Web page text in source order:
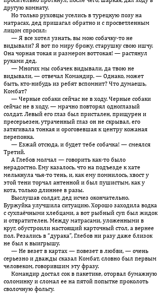
другую комнату.
Но только руховцы уселись в турецкую позу на
матрасах, дед пришагал обратно и с просветленным
лицом спросил:
— Я все хотел узнать, вы мою собачку-то не
видывали? Я вот по миру брожу, старушку свою ишчу.
Она чорная токая и размером воттокая! — растянул
руками дед.
— Многих мы собачек видывали, да твою не
видывали, — отвечал Командир. — Однако, может
быть, кто-нибудь из ребят вспомнит? Что думаешь,
Комбат?
— Черные собаки сейчас не в ходу. Черные собаки
сейчас не в ходу, — мрачно повторял одноглазый
солдат. Левый его глаз был пристален, прищурен и
пресерьезен, утраченный глаз он не скры­вал, его
затягивала тонкая и ороговевшая к центру кожаная
перепонка.
— Езжай отсюда, и будет тебе собачка! — смеялся
Третий.
А Глебов молчал — говорить как-то было
нерадостно. Ему казалось, что на подъезде к хате
мелькнула чья-то тень, и, как ему помнилось, хвост у
этой тени торчал антенной и был пушистым, как у
кота, только длиннее в разы.
Выслушав солдат, дед исчез окончательно.
Буржуйка улучшила ситуацию. Хорошо заходила водка
с сухпаёчными хлебцами, а вот рыбный суп был жидок
и отвратителен. Между матрасами, уложенными в
круг, обустроили настоящий карточный стол, а вернее
пол. Резались в “дурака”, Глебов ни разу даже близок
не был к выигрышу.
— Не везет в картах — повезет в любви, — очень
серьезно и дважды сказал Комбат, словно был первым
человеком, говорившим эту фразу.
Командир достал сок в пакетике, оторвал бумажную
соломинку и сломал ее на пятой попытке проколоть
сволочную фольгу.